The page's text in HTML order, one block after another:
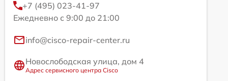
+7 (495) 023-41-97
Ежедневно с 9:00 до 21:00
info@cisco-repair-center.ru
Новослободская улица, дом 4
Адрес сервисного центра Cisco